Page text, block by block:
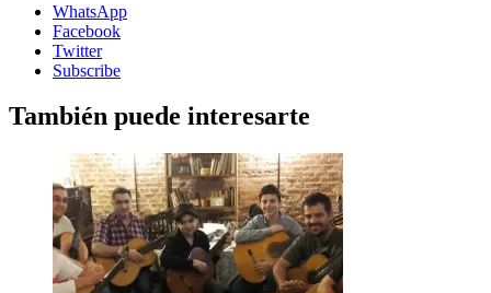
WhatsApp
Facebook
Twitter
Subscribe
También puede interesarte